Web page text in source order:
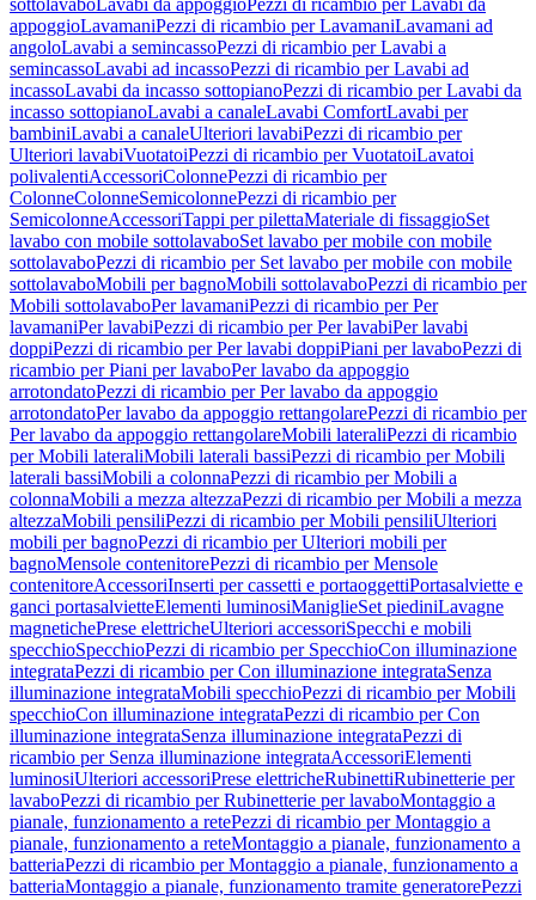
sottolavaboLavabi da appoggioPezzi di ricambio per Lavabi da
appoggioLavamaniPezzi di ricambio per LavamaniLavamani ad
angoloLavabi a semincassoPezzi di ricambio per Lavabi a
semincassoLavabi ad incassoPezzi di ricambio per Lavabi ad
incassoLavabi da incasso sottopianoPezzi di ricambio per Lavabi da
incasso sottopianoLavabi a canaleLavabi ComfortLavabi per
bambiniLavabi a canaleUlteriori lavabiPezzi di ricambio per
Ulteriori lavabiVuotatoiPezzi di ricambio per VuotatoiLavatoi
polivalentiAccessoriColonnePezzi di ricambio per
ColonneColonneSemicolonnePezzi di ricambio per
SemicolonneAccessoriTappi per pilettaMateriale di fissaggioSet
lavabo con mobile sottolavaboSet lavabo per mobile con mobile
sottolavaboPezzi di ricambio per Set lavabo per mobile con mobile
sottolavaboMobili per bagnoMobili sottolavaboPezzi di ricambio per
Mobili sottolavaboPer lavamaniPezzi di ricambio per Per
lavamaniPer lavabiPezzi di ricambio per Per lavabiPer lavabi
doppiPezzi di ricambio per Per lavabi doppiPiani per lavaboPezzi di
ricambio per Piani per lavaboPer lavabo da appoggio
arrotondatoPezzi di ricambio per Per lavabo da appoggio
arrotondatoPer lavabo da appoggio rettangolarePezzi di ricambio per
Per lavabo da appoggio rettangolareMobili lateraliPezzi di ricambio
per Mobili lateraliMobili laterali bassiPezzi di ricambio per Mobili
laterali bassiMobili a colonnaPezzi di ricambio per Mobili a
colonnaMobili a mezza altezzaPezzi di ricambio per Mobili a mezza
altezzaMobili pensiliPezzi di ricambio per Mobili pensiliUlteriori
mobili per bagnoPezzi di ricambio per Ulteriori mobili per
bagnoMensole contenitorePezzi di ricambio per Mensole
contenitoreAccessoriInserti per cassetti e portaoggettiPortasalviette e
ganci portasalvietteElementi luminosiManiglieSet piediniLavagne
magnetichePrese elettricheUlteriori accessoriSpecchi e mobili
specchioSpecchioPezzi di ricambio per SpecchioCon illuminazione
integrataPezzi di ricambio per Con illuminazione integrataSenza
illuminazione integrataMobili specchioPezzi di ricambio per Mobili
specchioCon illuminazione integrataPezzi di ricambio per Con
illuminazione integrataSenza illuminazione integrataPezzi di
ricambio per Senza illuminazione integrataAccessoriElementi
luminosiUlteriori accessoriPrese elettricheRubinettiRubinetterie per
lavaboPezzi di ricambio per Rubinetterie per lavaboMontaggio a
pianale, funzionamento a retePezzi di ricambio per Montaggio a
pianale, funzionamento a reteMontaggio a pianale, funzionamento a
batteriaPezzi di ricambio per Montaggio a pianale, funzionamento a
batteriaMontaggio a pianale, funzionamento tramite generatorePezzi